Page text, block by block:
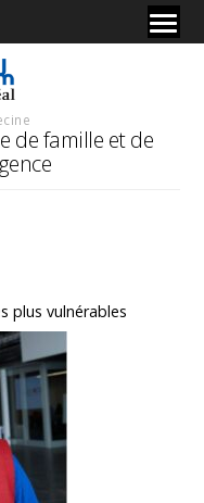
de famille et de
plus vulnérables